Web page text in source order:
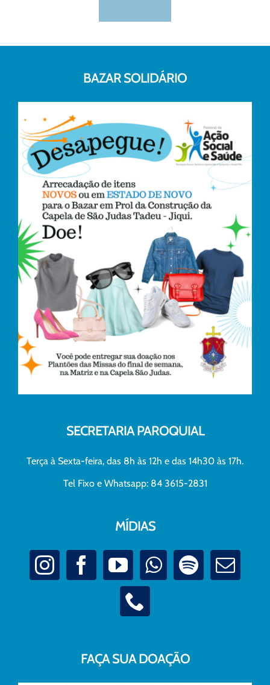
BAZAR SOLIDÁRIO
SECRETARIA PAROQUIAL
Terça à Sexta-feira, das 8h às 12h e das 14h30 às 17h.
Tel Fixo e Whatsapp: 84 3615-2831
MÍDIAS
FAÇA SUA DOAÇÃO